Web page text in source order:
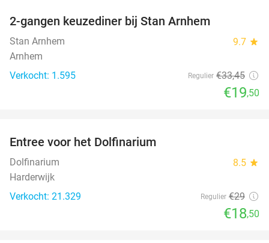
2-gangen keuzediner bij Stan Arnhem
Stan Arnhem 9.7 star
Arnhem
Verkocht: 1.595
Regulier €33,45
€19,50
Entree voor het Dolfinarium
Dolfinarium 8.5 star
Harderwijk
Verkocht: 21.329
Regulier €29
€18,50